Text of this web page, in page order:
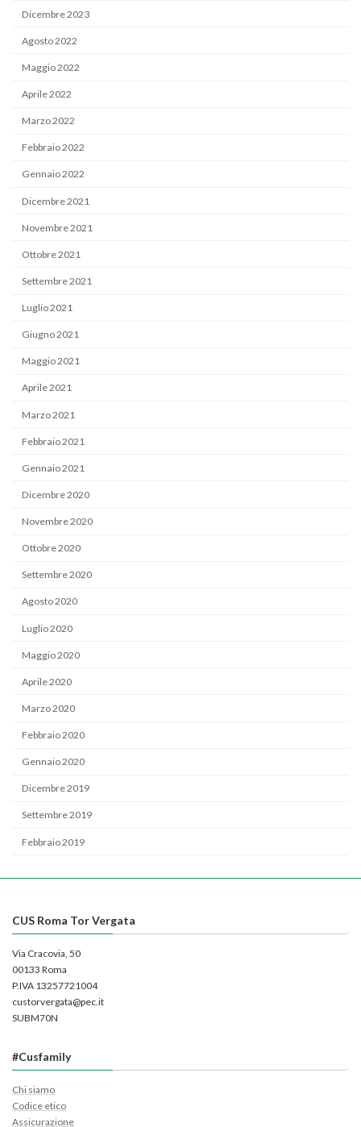
Dicembre 2023
Agosto 2022
Maggio 2022
Aprile 2022
Marzo 2022
Febbraio 2022
Gennaio 2022
Dicembre 2021
Novembre 2021
Ottobre 2021
Settembre 2021
Luglio 2021
Giugno 2021
Maggio 2021
Aprile 2021
Marzo 2021
Febbraio 2021
Gennaio 2021
Dicembre 2020
Novembre 2020
Ottobre 2020
Settembre 2020
Agosto 2020
Luglio 2020
Maggio 2020
Aprile 2020
Marzo 2020
Febbraio 2020
Gennaio 2020
Dicembre 2019
Settembre 2019
Febbraio 2019
CUS Roma Tor Vergata
Via Cracovia, 50
00133 Roma
P.IVA 13257721004
custorvergata@pec.it
SUBM70N
#Cusfamily
Chi siamo
Codice etico
Assicurazione